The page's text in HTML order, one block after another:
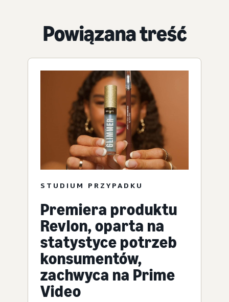
Powiązana treść
STUDIUM PRZYPADKU
Premiera produktu
Revlon, oparta na
statystyce potrzeb
konsumentów,
zachwyca na Prime
Video